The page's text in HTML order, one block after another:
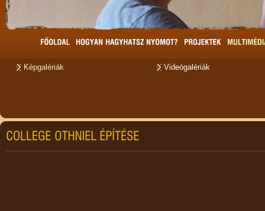
Képgalériák Videógalériák